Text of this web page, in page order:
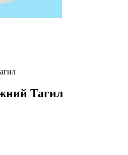
Тагил